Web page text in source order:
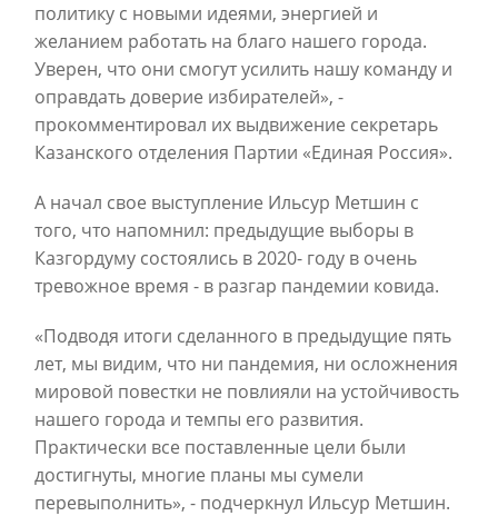
политику с новыми идеями, энергией и
желанием работать на благо нашего города.
Уверен, что они смогут усилить нашу команду и
оправдать доверие избирателей», -
прокомментировал их выдвижение секретарь
Казанского отделения Партии «Единая Россия».
А начал свое выступление Ильсур Метшин с
того, что напомнил: предыдущие выборы в
Казгордуму состоялись в 2020- году в очень
тревожное время - в разгар пандемии ковида.
«Подводя итоги сделанного в предыдущие пять
лет, мы видим, что ни пандемия, ни осложнения
мировой повестки не повлияли на устойчивость
нашего города и темпы его развития.
Практически все поставленные цели были
достигнуты, многие планы мы сумели
перевыполнить», - подчеркнул Ильсур Метшин.